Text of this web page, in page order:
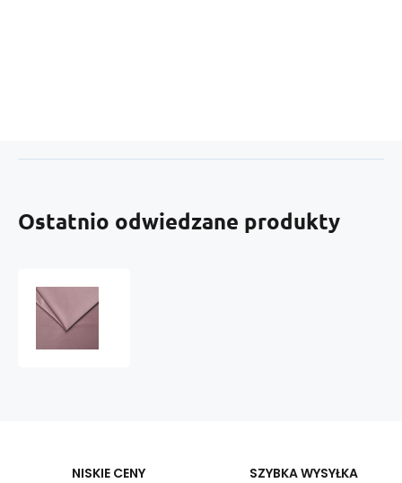
Ostatnio odwiedzane produkty
NISKIE CENY
SZYBKA WYSYŁKA